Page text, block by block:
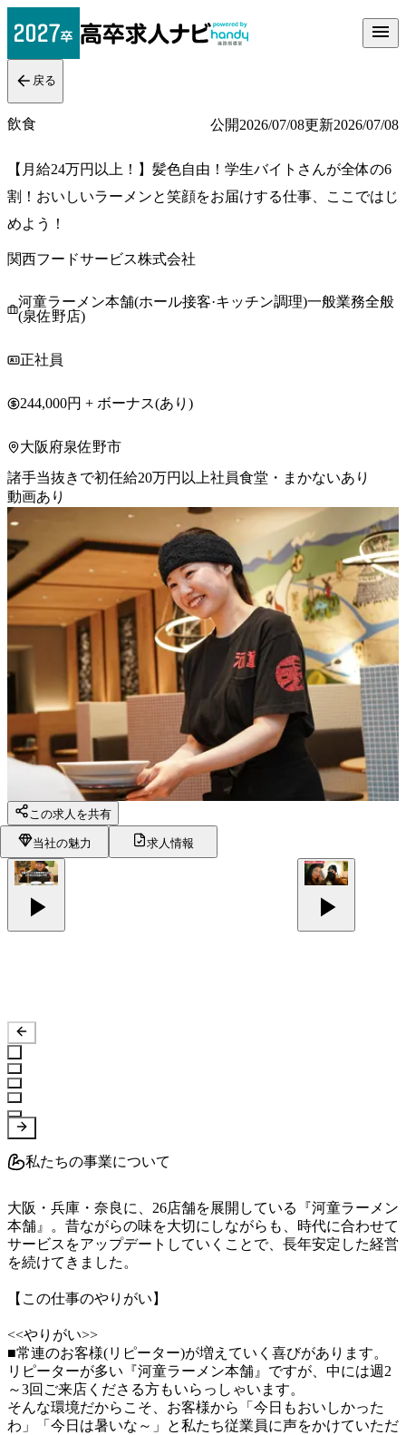
戻る
飲食 公開2026/07/08更新2026/07/08
【月給24万円以上！】髪色自由！学生バイトさんが全体の6
割！おいしいラーメンと笑顔をお届けする仕事、ここではじ
めよう！
関西フードサービス株式会社
河童ラーメン本舗(ホール接客·キッチン調理)一般業務全般
(泉佐野店)
正社員
244,000円 + ボーナス(あり)
大阪府泉佐野市
諸手当抜きで初任給20万円以上社員食堂・まかないあり
動画あり
この求人を共有
当社の魅力 求人情報
私たちの事業について
大阪・兵庫・奈良に、26店舗を展開している『河童ラーメン
本舗』。昔ながらの味を大切にしながらも、時代に合わせて
サービスをアップデートしていくことで、長年安定した経営
を続けてきました。
【この仕事のやりがい】
<<やりがい>>
■常連のお客様(リピーター)が増えていく喜びがあります。
リピーターが多い『河童ラーメン本舗』ですが、中には週2
～3回ご来店くださる方もいらっしゃいます。
そんな環境だからこそ、お客様から「今日もおいしかった
わ」「今日は暑いな～」と私たち従業員に声をかけていただ